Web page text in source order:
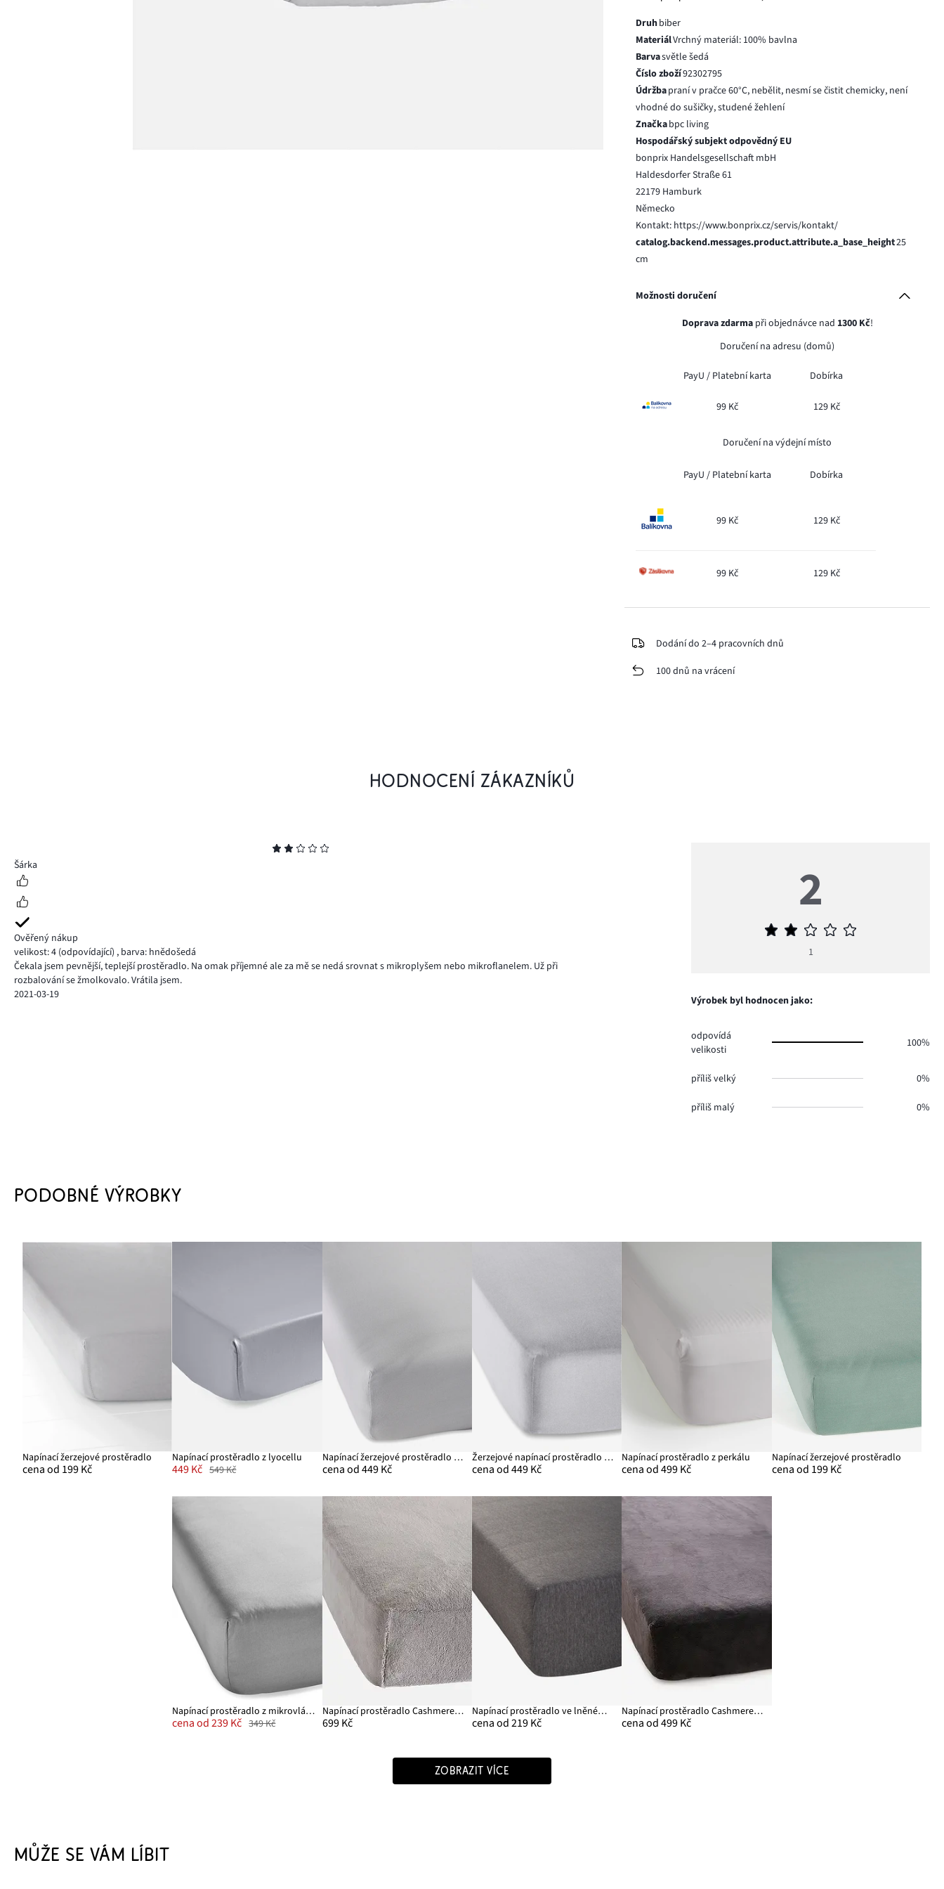
Druhbiber
MateriálVrchný materiál: 100% bavlna
Barvasvětle šedá
Číslo zboží92302795
Údržbapraní v pračce 60°C, nebělit, nesmí se čistit chemicky, není
vhodné do sušičky, studené žehlení
Značkabpc living
Hospodářský subjekt odpovědný EU
bonprix Handelsgesellschaft mbH
Haldesdorfer Straße 61
22179 Hamburk
Německo
Kontakt: https://www.bonprix.cz/servis/kontakt/
catalog.backend.messages.product.attribute.a_base_height25
cm
Možnosti doručení
Doprava zdarmapři objednávce nad 1300 Kč!
Doručení na adresu (domů)
PayU / Platební karta Dobírka
99 Kč 129 Kč
Doručení na výdejní místo
PayU / Platební karta Dobírka
99 Kč 129 Kč
99 Kč 129 Kč
Dodání do 2–4 pracovních dnů
100 dnů na vrácení
HODNOCENÍ ZÁKAZNÍKŮ
2
Šárka
Ověřený nákup
velikost: 4 (odpovídající) , barva: hnědošedá
Čekala jsem pevnější, teplejší prostěradlo. Na omak příjemné ale za mě se nedá srovnat s mikroplyšem nebo mikroflanelem. Už při
rozbalování se žmolkovalo. Vrátila jsem.
2021-03-19
2
Průměrné
2
1
Výrobek byl hodnocen jako:
odpovídá
velikosti
100%
příliš velký 0%
příliš malý 0%
PODOBNÉ VÝROBKY
Napínací žerzejové prostěradlo
cena od 199 Kč
Napínací prostěradlo z lyocellu
449 Kč 549 Kč
Napínací žerzejové prostěradlo First Class Comfort
cena od 449 Kč
Žerzejové napínací prostěradlo 40 cm
cena od 449 Kč
Napínací prostěradlo z perkálu
cena od 499 Kč
Napínací žerzejové prostěradlo
cena od 199 Kč
Napínací prostěradlo z mikrovlákna
cena od 239 Kč 349 Kč
Napínací prostěradlo Cashmere Touch
699 Kč
Napínací prostěradlo ve lněném vzhledu
cena od 219 Kč
Napínací prostěradlo Cashmere Touch
cena od 499 Kč
ZOBRAZIT VÍCE
MŮŽE SE VÁM LÍBIT